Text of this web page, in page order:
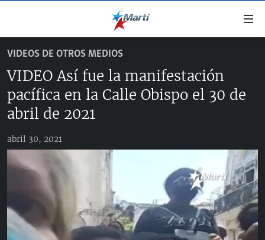
accesibilidad
contenido
principal
la
navegación
principal
búsqueda
CUBA
INFORME DEL DEPARTAMENTO DE ESTADO DE EEUU
ESTADOS UNIDOS
INMIGRACIÓN
MUNDO
DEPORTES
ARTE Y ENTRETENIMIENTO
OPINIÓN GRÁFICA
VIDEOS DE OTROS MEDIOS
VIDEO Así fue la manifestación
pacífica en la Calle Obispo el 30 de
abril de 2021
abril 30, 2021